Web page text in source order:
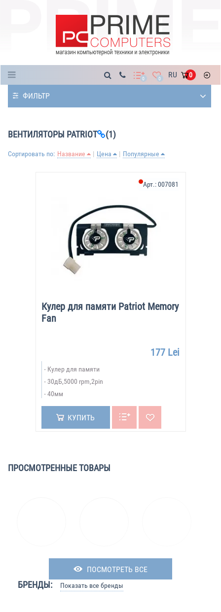
0 0 RU 0
ФИЛЬТР
ВЕНТИЛЯТОРЫ PATRIOT (1)
Сортировать по: Название Цена Популярные
Кулер для памяти Patriot Memory
Fan
Арт.:007081
177 Lei
Кулер для памяти
30дБ,5000 rpm,2pin
40мм
КУПИТЬ
ПРОСМОТРЕННЫЕ ТОВАРЫ
ПОСМОТРЕТЬ ВСЕ
БРЕНДЫ: Показать все бренды